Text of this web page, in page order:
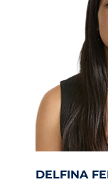
DELFINA